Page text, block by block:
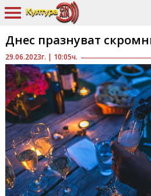
29.06.2023г. | 10:05ч.
Днес празнуват